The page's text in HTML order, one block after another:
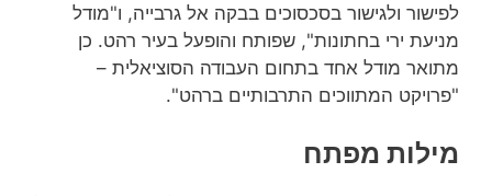
לפישור ולגישור בסכסוכים בבקה אל גרבייה, ו"מודל
מניעת ירי בחתונות", שפותח והופעל בעיר רהט. כן
מתואר מודל אחד בתחום העבודה הסוציאלית –
"פרויקט המתווכים התרבותיים ברהט".
מילות מפתח